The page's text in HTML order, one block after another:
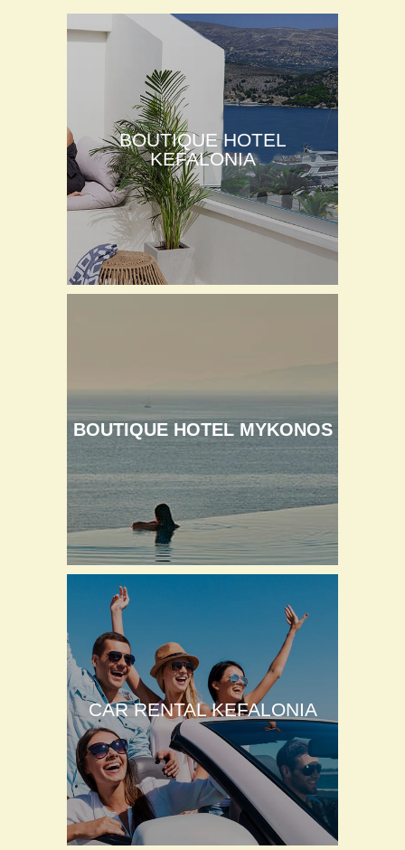
BOUTIQUE HOTEL
KEFALONIA
BOUTIQUE HOTEL MYKONOS
CAR RENTAL KEFALONIA